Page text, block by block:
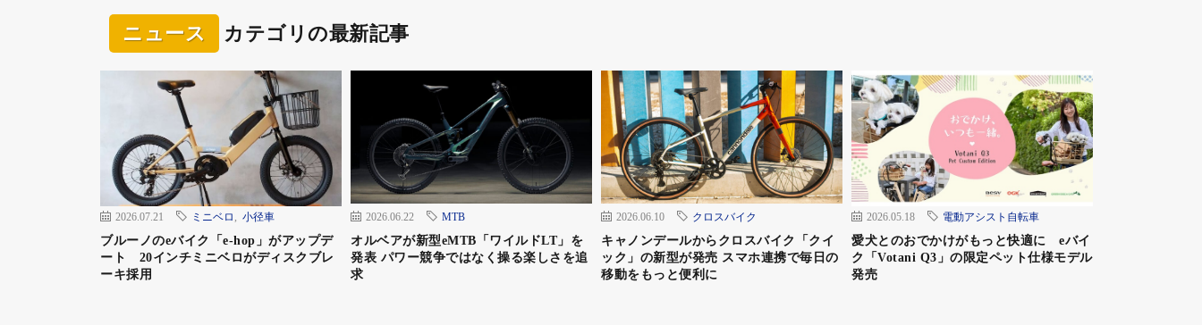
ニュース カテゴリの最新記事
2026.07.21 ミニベロ 小径車
ブルーノのeバイク「e-hop」がアップデ
ート 20インチミニベロがディスクブレ
ーキ採用
2026.06.22 MTB
オルベアが新型eMTB「ワイルドLT」を
発表 パワー競争ではなく操る楽しさを追
求
2026.06.10 クロスバイク
キャノンデールからクロスバイク「クイ
ック」の新型が発売 スマホ連携で毎日の
移動をもっと便利に
2026.05.18 電動アシスト自転車
愛犬とのおでかけがもっと快適に eバイ
ク「Votani Q3」の限定ペット仕様モデル
発売